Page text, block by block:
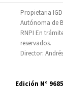
Propietaria
Autónoma de
RNPI En
reservados.
Director:
Edición N° 9685